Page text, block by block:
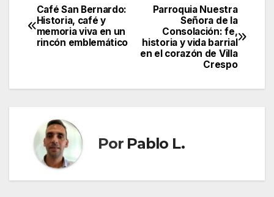
Navegación
de
Parroquia Nuestra
Señora de la
Consolación: fe,
historia y vida barrial
en el corazón de Villa
Crespo
Café San Bernardo:
Historia, café y
memoria viva en un
rincón emblemático
Por Pablo L.